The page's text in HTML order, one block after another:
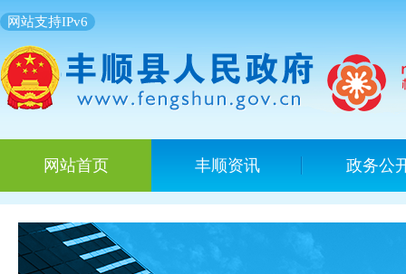
网站支持IPv6
网站首页 丰顺资讯 政务公